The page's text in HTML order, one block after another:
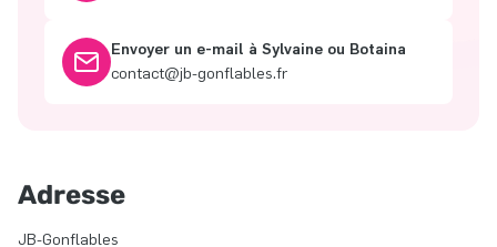
Envoyer un e-mail à Sylvaine ou Botaina
contact@jb-gonflables.fr
Adresse
JB-Gonflables